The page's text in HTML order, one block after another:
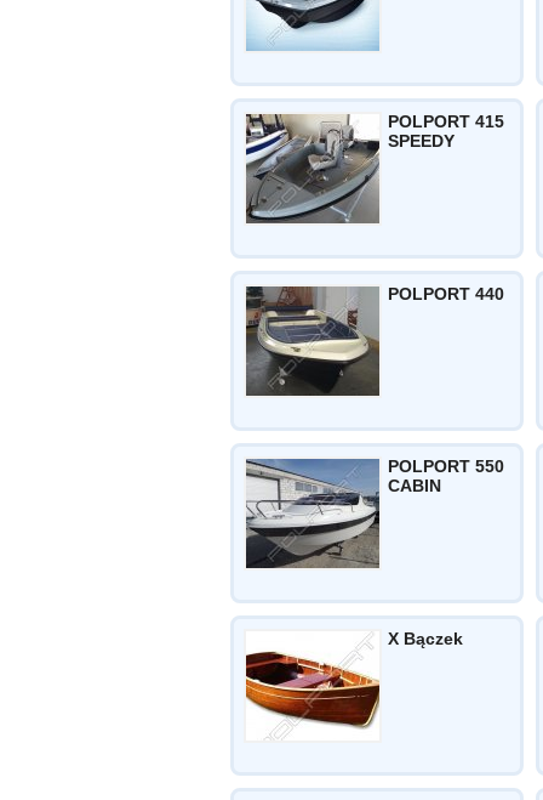
POLPORT 415
SPEEDY
POLPORT 440
POLPORT 550
CABIN
X Bączek